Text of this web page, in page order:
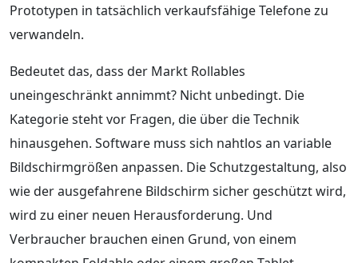
Prototypen in tatsächlich verkaufsfähige Telefone zu
verwandeln.
Bedeutet das, dass der Markt Rollables
uneingeschränkt annimmt? Nicht unbedingt. Die
Kategorie steht vor Fragen, die über die Technik
hinausgehen. Software muss sich nahtlos an variable
Bildschirmgrößen anpassen. Die Schutzgestaltung, also
wie der ausgefahrene Bildschirm sicher geschützt wird,
wird zu einer neuen Herausforderung. Und
Verbraucher brauchen einen Grund, von einem